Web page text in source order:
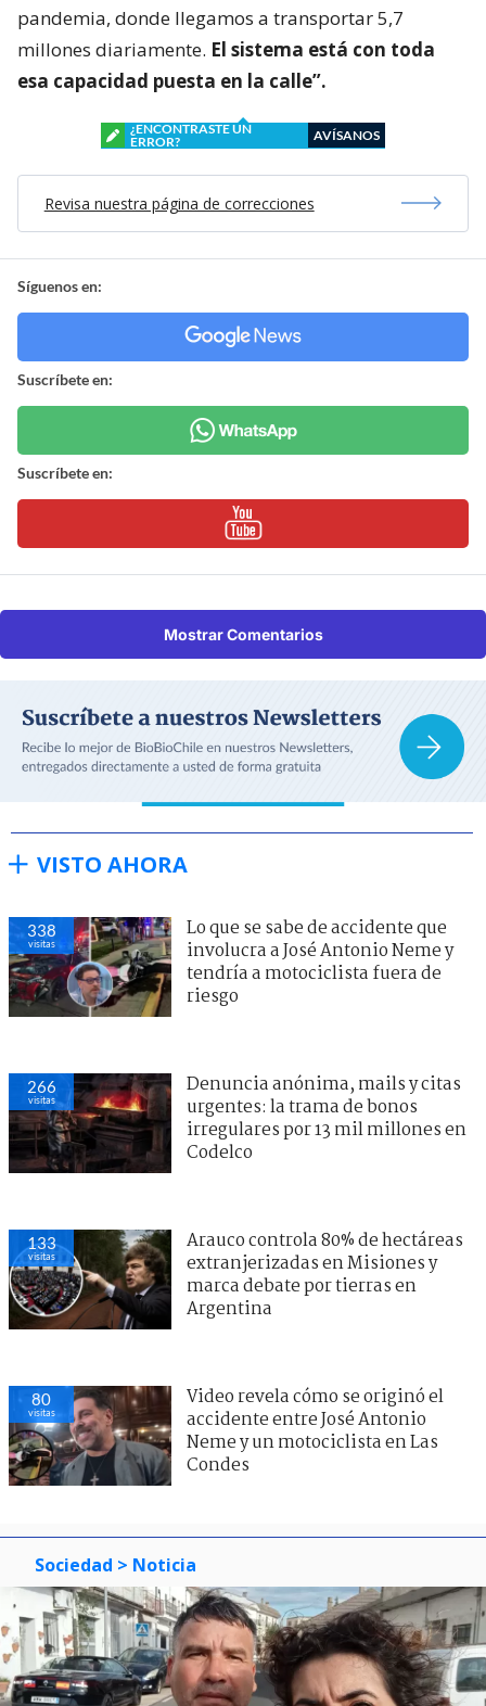
pandemia, donde llegamos a transportar 5,7
millones diariamente. El sistema está con toda
esa capacidad puesta en la calle”.
¿ENCONTRASTE UN
ERROR?
AVÍSANOS
Revisa nuestra página de correcciones
Síguenos en:
Suscríbete en:
Suscríbete en:
Mostrar Comentarios
VISTO AHORA
338
visitas
Lo que se sabe de accidente que
involucra a José Antonio Neme y
tendría a motociclista fuera de
riesgo
266
visitas
Denuncia anónima, mails y citas
urgentes: la trama de bonos
irregulares por 13 mil millones en
Codelco
133
visitas
Arauco controla 80% de hectáreas
extranjerizadas en Misiones y
marca debate por tierras en
Argentina
80
visitas
Video revela cómo se originó el
accidente entre José Antonio
Neme y un motociclista en Las
Condes
Sociedad > Noticia